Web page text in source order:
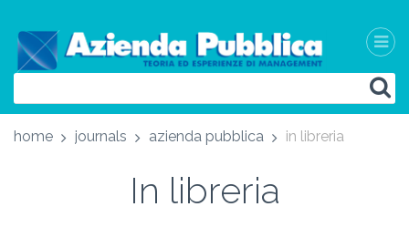
home journals azienda pubblica in libreria
In libreria